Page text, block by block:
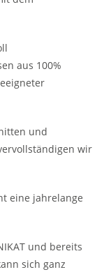
aus 100%
und
wir
eine jahrelange
und bereits
sich ganz